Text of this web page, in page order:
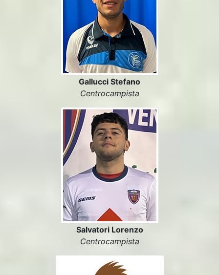
Gallucci Stefano
Centrocampista
Salvatori Lorenzo
Centrocampista